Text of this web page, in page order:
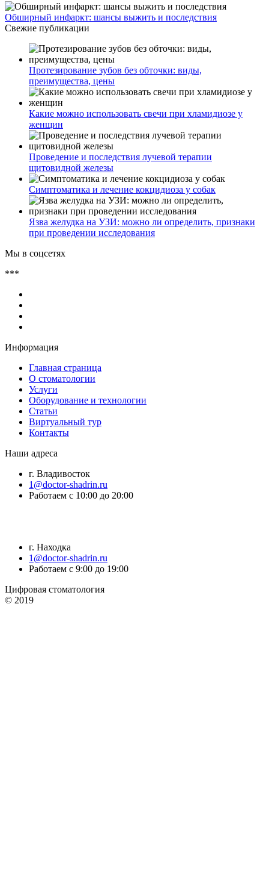
Обширный инфаркт: шансы выжить и последствия
Свежие публикации
Протезирование зубов без обточки: виды,
преимущества, цены
Какие можно использовать свечи при хламидиозе у
женщин
Проведение и последствия лучевой терапии
щитовидной железы
Симптоматика и лечение кокцидиоза у собак
Язва желудка на УЗИ: можно ли определить, признаки
при проведении исследования
Мы в соцсетях
***
Информация
Главная страница
О стоматологии
Услуги
Оборудование и технологии
Статьи
Виртуальный тур
Контакты
Наши адреса
г. Владивосток
1@doctor-shadrin.ru
Работаем с 10:00 до 20:00
г. Находка
1@doctor-shadrin.ru
Работаем с 9:00 до 19:00
Цифровая стоматология
© 2019